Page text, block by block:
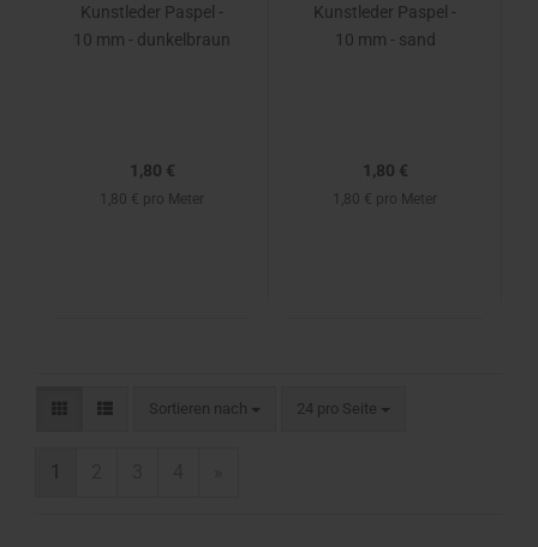
Kunstleder Paspel -
10 mm - dunkelbraun
1,80 €
1,80 € pro Meter
Kunstleder Paspel -
10 mm - sand
1,80 €
1,80 € pro Meter
Sortieren nach 24 pro Seite
1